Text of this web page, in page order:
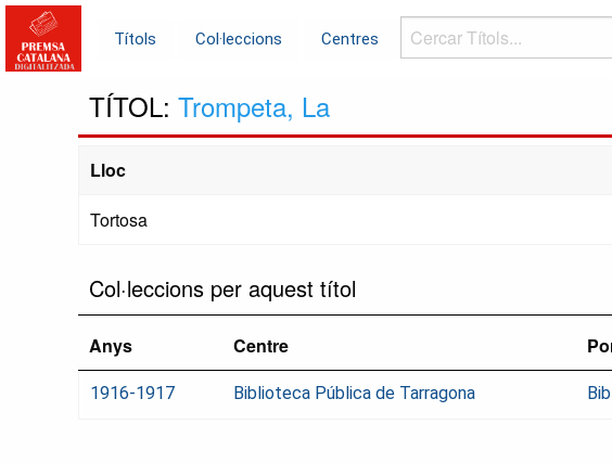
Títols Col·leccions Centres
Cercar
Títols...
TÍTOL: Trompeta, La
Lloc
Tortosa
Col·leccions per aquest títol
Anys Centre
1916-1917 Biblioteca Pública de Tarragona